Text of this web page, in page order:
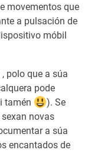
movementos que
a pulsación de
móbil
, polo que a súa
pode
tamén
). Se
novas
a súa
encantados de